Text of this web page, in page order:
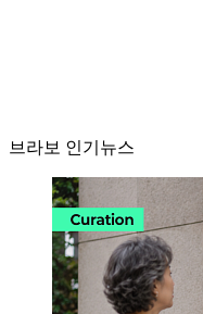
브라보 인기뉴스